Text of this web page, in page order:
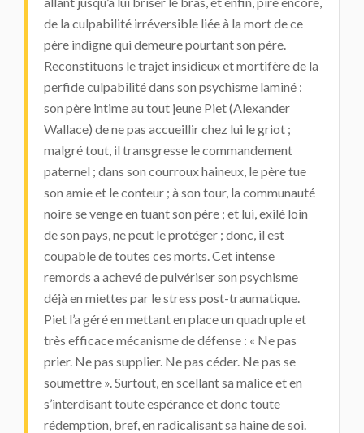
de la culpabilité irréversible liée à la mort de ce
père indigne qui demeure pourtant son père.
Reconstituons le trajet insidieux et mortifère de la
perfide culpabilité dans son psychisme laminé :
son père intime au tout jeune Piet (Alexander
Wallace) de ne pas accueillir chez lui le griot ;
malgré tout, il transgresse le commandement
paternel ; dans son courroux haineux, le père tue
son amie et le conteur ; à son tour, la communauté
noire se venge en tuant son père ; et lui, exilé loin
de son pays, ne peut le protéger ; donc, il est
coupable de toutes ces morts. Cet intense
remords a achevé de pulvériser son psychisme
déjà en miettes par le stress post-traumatique.
Piet l’a géré en mettant en place un quadruple et
très efficace mécanisme de défense : « Ne pas
prier. Ne pas supplier. Ne pas céder. Ne pas se
soumettre ». Surtout, en scellant sa malice et en
s’interdisant toute espérance et donc toute
rédemption, bref, en radicalisant sa haine de soi.